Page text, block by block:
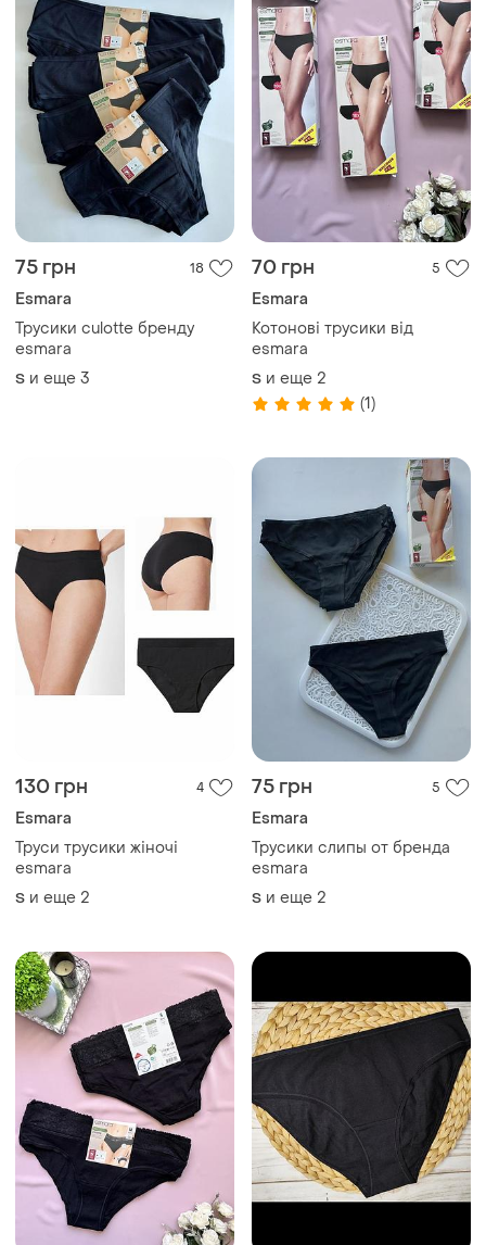
75 грн 18
Esmara
Трусики culotte бренду
esmara
S и еще 3
70 грн 5
Esmara
Котонові трусики від
esmara
S и еще 2
(1)
130 грн 4
Esmara
Труси трусики жіночі
esmara
S и еще 2
75 грн 5
Esmara
Трусики слипы от бренда
esmara
S и еще 2